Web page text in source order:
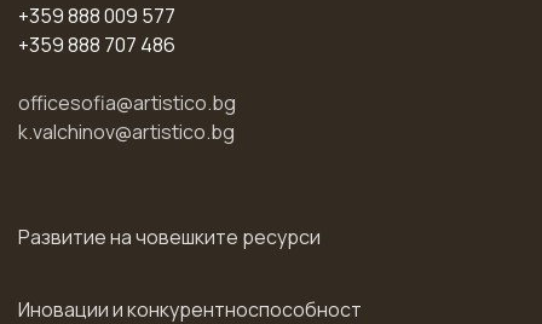
+359 888 009 577
+359 888 707 486
officesofia@artistico.bg
k.valchinov@artistico.bg
Развитие на човешките ресурси
Иновации и конкурентноспособност